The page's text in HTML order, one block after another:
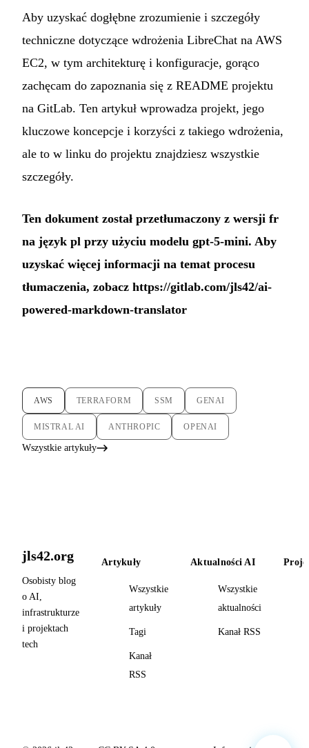
Aby uzyskać dogłębne zrozumienie i szczegóły
techniczne dotyczące wdrożenia LibreChat na AWS
EC2, w tym architekturę i konfiguracje, gorąco
zachęcam do zapoznania się z README projektu
na GitLab. Ten artykuł wprowadza projekt, jego
kluczowe koncepcje i korzyści z takiego wdrożenia,
ale to w linku do projektu znajdziesz wszystkie
szczegóły.
Ten dokument został przetłumaczony z wersji fr
na język pl przy użyciu modelu gpt-5-mini. Aby
uzyskać więcej informacji na temat procesu
tłumaczenia, zobacz https://gitlab.com/jls42/ai-
powered-markdown-translator
AWS TERRAFORM SSM GENAI
MISTRAL AI ANTHROPIC OPENAI
Wszystkie artykuły
jls42.org
Osobisty blog
o AI,
infrastrukturze
i projektach
tech
Artykuły
Wszystkie
artykuły
Tagi
Kanał
RSS
Aktualności AI
Wszystkie
aktualności
Kanał RSS